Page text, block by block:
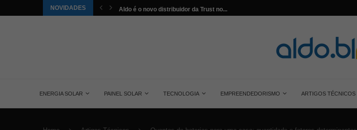
NOVIDADES
pela energia solar nos... Aldo é o novo distribuidor da Trust no...
ENERGIA SOLAR PAINEL SOLAR TECNOLOGIA EMPREENDEDORISMO ARTIGOS TÉCNICOS